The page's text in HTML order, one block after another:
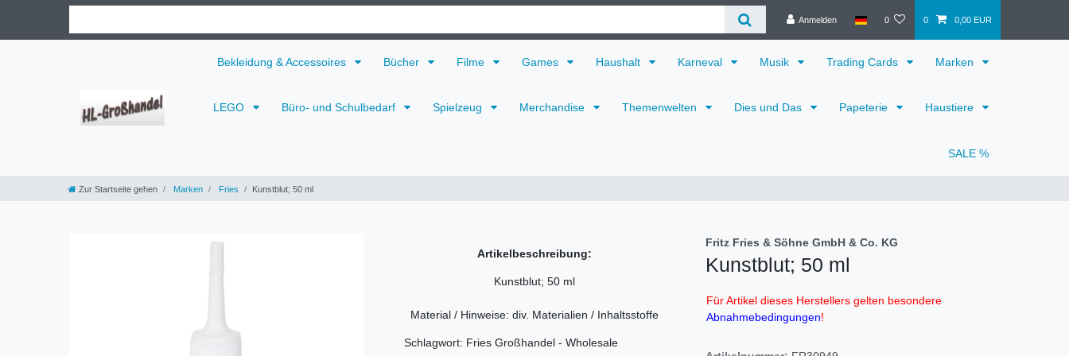
Anmelden 0 0 0,00 EUR
Bekleidung & Accessoires Bücher Filme Games Haushalt Karneval Musik Trading Cards Marken
LEGO Büro- und Schulbedarf Spielzeug Merchandise Themenwelten Dies und Das Papeterie Haustiere
SALE %
Zur Startseite gehen Marken Fries Kunstblut; 50 ml
Artikelbeschreibung:
Kunstblut; 50 ml
Material / Hinweise: div. Materialien / Inhaltsstoffe
Schlagwort: Fries Großhandel - Wholesale
Fritz Fries & Söhne GmbH & Co. KG
Kunstblut; 50 ml
Für Artikel dieses Herstellers gelten besondere
Abnahmebedingungen!